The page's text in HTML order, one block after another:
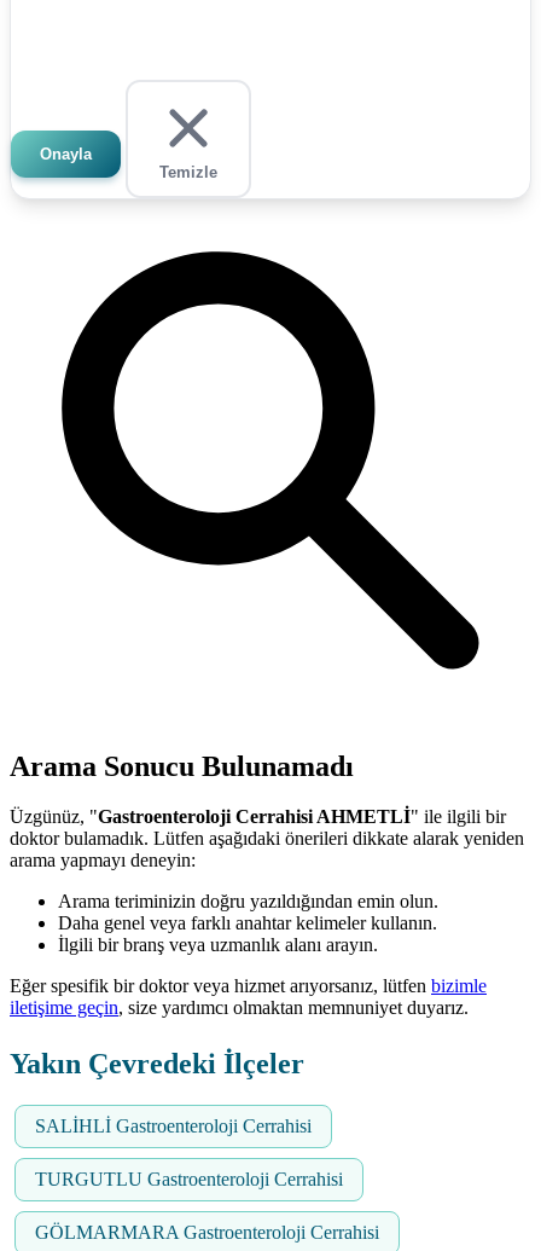
Onayla
Temizle
Arama Sonucu Bulunamadı
Üzgünüz, "Gastroenteroloji Cerrahisi AHMETLİ" ile ilgili bir
doktor bulamadık. Lütfen aşağıdaki önerileri dikkate alarak yeniden
arama yapmayı deneyin:
Arama teriminizin doğru yazıldığından emin olun.
Daha genel veya farklı anahtar kelimeler kullanın.
İlgili bir branş veya uzmanlık alanı arayın.
Eğer spesifik bir doktor veya hizmet arıyorsanız, lütfen bizimle
iletişime geçin, size yardımcı olmaktan memnuniyet duyarız.
Yakın Çevredeki İlçeler
SALİHLİ Gastroenteroloji Cerrahisi
TURGUTLU Gastroenteroloji Cerrahisi
GÖLMARMARA Gastroenteroloji Cerrahisi